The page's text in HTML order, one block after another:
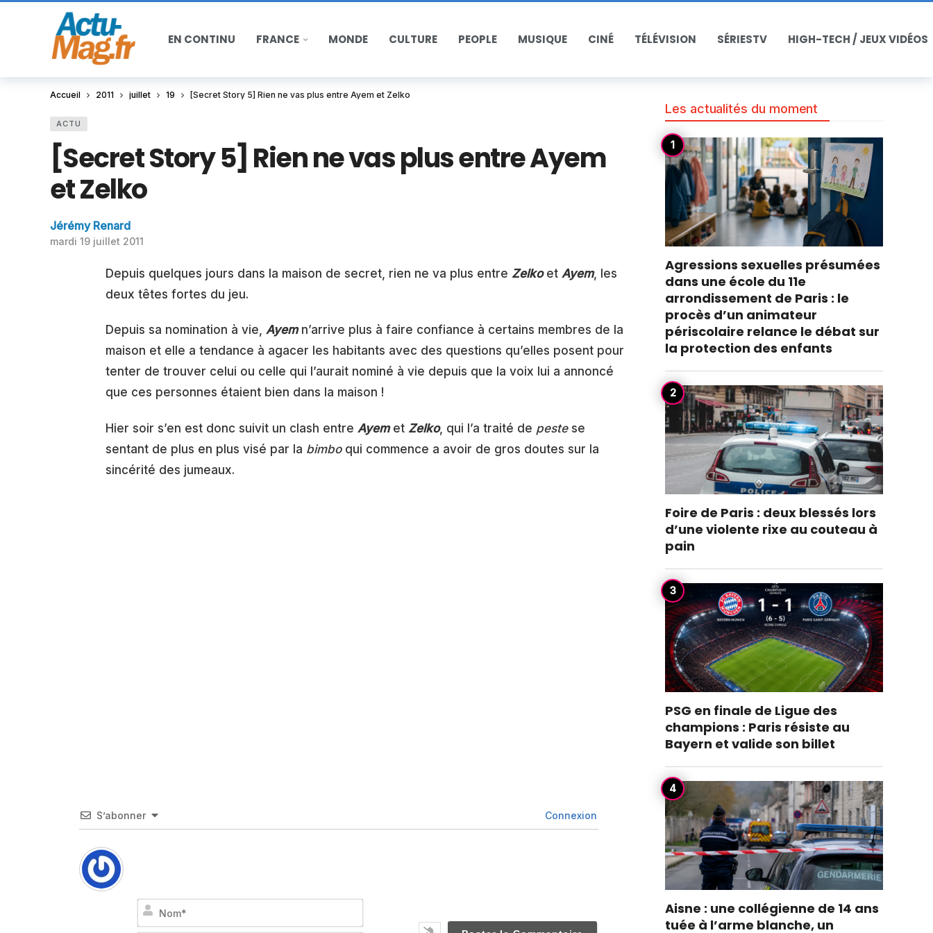
EN CONTINU FRANCE MONDE CULTURE PEOPLE MUSIQUE CINÉ TÉLÉVISION SÉRIESTV HIGH-TECH / JEUX VIDÉOS
Accueil 2011 juillet 19 [Secret Story 5] Rien ne vas plus entre Ayem et Zelko
ACTU
[Secret Story 5] Rien ne vas plus entre Ayem
et Zelko
Jérémy Renard
mardi 19 juillet 2011
Depuis quelques jours dans la maison de secret, rien ne va plus entre Zelkoet Ayem, les
deux têtes fortes du jeu.
Depuis sa nomination à vie, Ayemn’arrive plus à faire confiance à certains membres de la
maison et elle a tendance à agacer les habitants avec des questions qu’elles posent pour
tenter de trouver celui ou celle qui l’aurait nominé à vie depuis que la voix lui a annoncé
que ces personnes étaient bien dans la maison !
Hier soir s’en est donc suivit un clash entre Ayemet Zelko, qui l’a traité de pestese
sentant de plus en plus visé par la bimboqui commence a avoir de gros doutes sur la
sincérité des jumeaux.
S’abonner Connexion
Nom*
Les actualités du moment
Agressions sexuelles présumées
dans une école du 11e
arrondissement de Paris : le
procès d’un animateur
périscolaire relance le débat sur
la protection des enfants
Foire de Paris : deux blessés lors
d’une violente rixe au couteau à
pain
PSG en finale de Ligue des
champions : Paris résiste au
Bayern et valide son billet
Aisne : une collégienne de 14 ans
tuée à l’arme blanche, un